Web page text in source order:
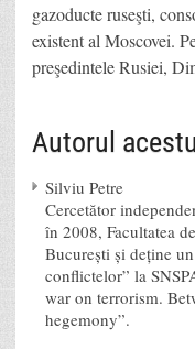
gazoducte ruseşti,
existent al Moscovei.
preşedintele Rusiei,
Autorul
Silviu Petre
Cercetător
în 2008, Facultatea
București și deține
conflictelor” la
war on terrorism.
hegemony”.